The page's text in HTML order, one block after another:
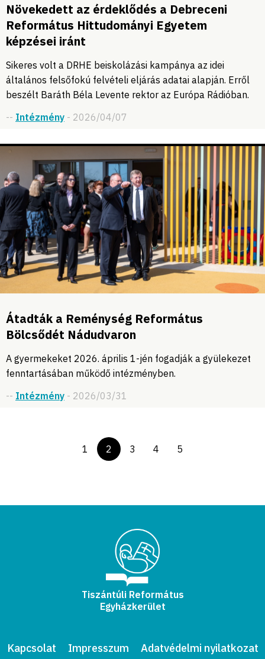
Növekedett az érdeklődés a Debreceni
Református Hittudományi Egyetem
képzései iránt
Sikeres volt a DRHE beiskolázási kampánya az idei
általános felsőfokú felvételi eljárás adatai alapján. Erről
beszélt Baráth Béla Levente rektor az Európa Rádióban.
-- Intézmény - 2026/04/07
Átadták a Reménység Református
Bölcsődét Nádudvaron
A gyermekeket 2026. április 1-jén fogadják a gyülekezet
fenntartásában működő intézményben.
-- Intézmény - 2026/03/31
1 2 3 4 5
Tiszántúli Református
Egyházkerület
Kapcsolat Impresszum Adatvédelmi nyilatkozat